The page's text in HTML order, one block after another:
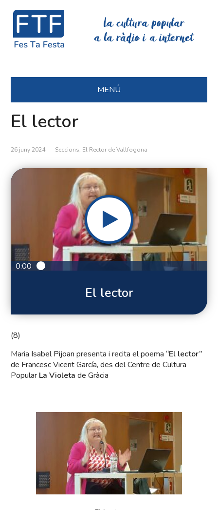
La cultura popular
a la ràdio i a internet
MENÚ
El lector
26 juny 2024 Seccions, El Rector de Vallfogona
0:00
El lector
(8)
Maria Isabel Pijoan presenta i recita el poema “El lector”
de Francesc Vicent García, des del Centre de Cultura
Popular La Violeta de Gràcia